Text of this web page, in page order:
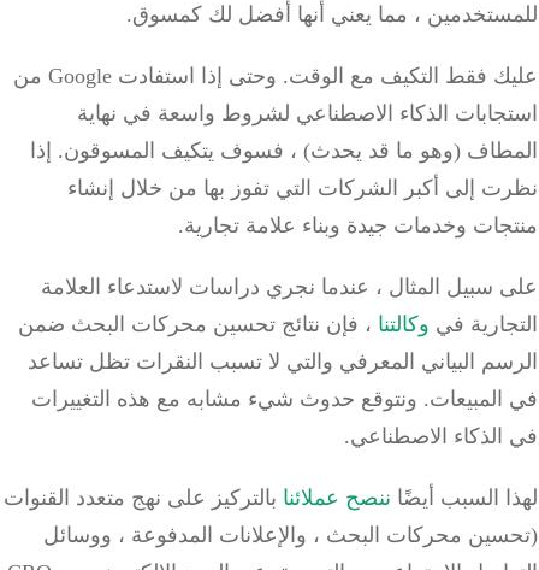
، مما يعني أنها أفضل لك كمسوق.
عليك فقط التكيف مع الوقت. وحتى إذا استفادت Google من
الذكاء الاصطناعي لشروط واسعة في نهاية
(وهو ما قد يحدث) ، فسوف يتكيف المسوقون. إذا
إلى أكبر الشركات التي تفوز بها من خلال إنشاء
وخدمات جيدة وبناء علامة تجارية.
سبيل المثال ، عندما نجري دراسات لاستدعاء العلامة
فيوكالتنا، فإن نتائج تحسين محركات البحث ضمن
البياني المعرفي والتي لا تسبب النقرات تظل تساعد
ونتوقع حدوث شيء مشابه مع هذه التغييرات
الاصطناعي.
السبب أيضًاننصح عملائنابالتركيز على نهج متعدد القنوات
محركات البحث ، والإعلانات المدفوعة ، ووسائل